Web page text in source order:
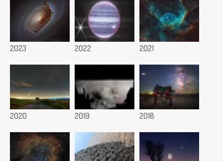
2023 2022 2021
2020 2019 2018